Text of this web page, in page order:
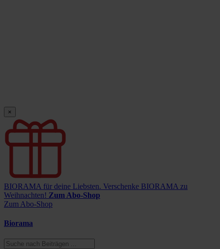
×
BIORAMA für deine Liebsten. Verschenke BIORAMA zu
Weihnachten! Zum Abo-Shop
Zum Abo-Shop
Biorama